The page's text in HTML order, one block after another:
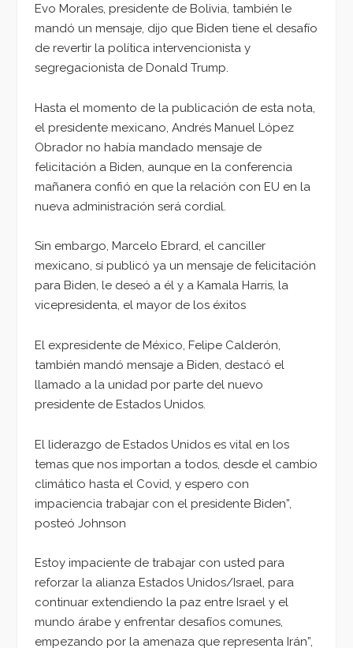
Evo Morales, presidente de Bolivia, también le
mandó un mensaje, dijo que Biden tiene el desafío
de revertir la política intervencionista y
segregacionista de Donald Trump.
Hasta el momento de la publicación de esta nota,
el presidente mexicano, Andrés Manuel López
Obrador no había mandado mensaje de
felicitación a Biden, aunque en la conferencia
mañanera confió en que la relación con EU en la
nueva administración será cordial.
Sin embargo, Marcelo Ebrard, el canciller
mexicano, sí publicó ya un mensaje de felicitación
para Biden, le deseó a él y a Kamala Harris, la
vicepresidenta, el mayor de los éxitos
El expresidente de México, Felipe Calderón,
también mandó mensaje a Biden, destacó el
llamado a la unidad por parte del nuevo
presidente de Estados Unidos.
El liderazgo de Estados Unidos es vital en los
temas que nos importan a todos, desde el cambio
climático hasta el Covid, y espero con
impaciencia trabajar con el presidente Biden”,
posteó Johnson
Estoy impaciente de trabajar con usted para
reforzar la alianza Estados Unidos/Israel, para
continuar extendiendo la paz entre Israel y el
mundo árabe y enfrentar desafíos comunes,
empezando por la amenaza que representa Irán”,